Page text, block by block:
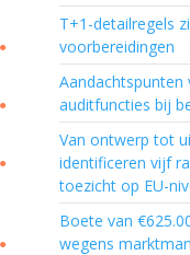
●
●
●
●
T+1-detailregels
voorbereidingen
auditfuncties bij
Van ontwerp tot
identificeren vijf
toezicht op EU-
Boete van
wegens